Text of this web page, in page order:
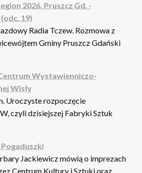
2026. Pruszcz Gd. -
19)
Radia Tczew. Rozmowa z
Gminy Pruszcz Gdański
Wystawienniczo-
Wisły
Uroczyste rozpoczęcie
czyli dzisiejszej Fabryki Sztuk
Jackiewicz mówią o imprezach
Centrum Kultury i Sztuki oraz